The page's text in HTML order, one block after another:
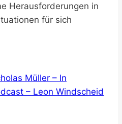
Herausforderungen in
für sich
Müller – In
– Leon Windscheid